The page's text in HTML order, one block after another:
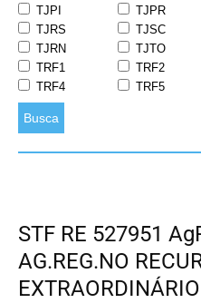
TJPI
TJPR
TJRS
TJSC
TJRN
TJTO
TRF1
TRF2
TRF4
TRF5
Busca
STF RE 527951
AG.REG.NO
EXTRAORDINÁRIO